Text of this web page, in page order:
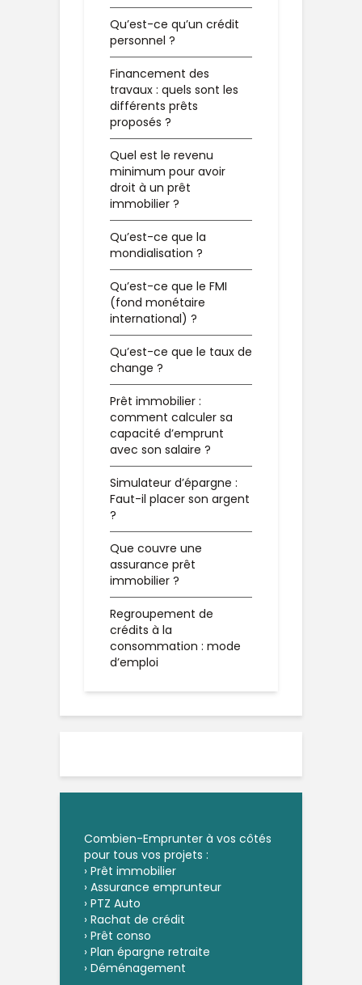
Qu’est-ce qu’un crédit
personnel ?
Financement des
travaux : quels sont les
différents prêts
proposés ?
Quel est le revenu
minimum pour avoir
droit à un prêt
immobilier ?
Qu’est-ce que la
mondialisation ?
Qu’est-ce que le FMI
(fond monétaire
international) ?
Qu’est-ce que le taux de
change ?
Prêt immobilier :
comment calculer sa
capacité d’emprunt
avec son salaire ?
Simulateur d’épargne :
Faut-il placer son argent
?
Que couvre une
assurance prêt
immobilier ?
Regroupement de
crédits à la
consommation : mode
d’emploi
Combien-Emprunter à vos côtés
pour tous vos projets :
› Prêt immobilier
› Assurance emprunteur
› PTZ Auto
› Rachat de crédit
› Prêt conso
› Plan épargne retraite
› Déménagement